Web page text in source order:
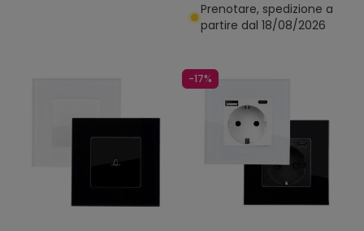
Prenotare, spedizione a
partire dal 18/08/2026
-17%